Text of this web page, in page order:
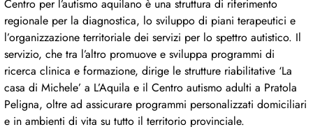
Centro per l’autismo aquilano è una struttura di riferimento
regionale per la diagnostica, lo sviluppo di piani terapeutici e
l’organizzazione territoriale dei servizi per lo spettro autistico. Il
servizio, che tra l’altro promuove e sviluppa programmi di
ricerca clinica e formazione, dirige le strutture riabilitative ‘La
casa di Michele’ a L’Aquila e il Centro autismo adulti a Pratola
Peligna, oltre ad assicurare programmi personalizzati domiciliari
e in ambienti di vita su tutto il territorio provinciale.